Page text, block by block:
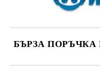
БЪРЗА ПОРЪЧКА